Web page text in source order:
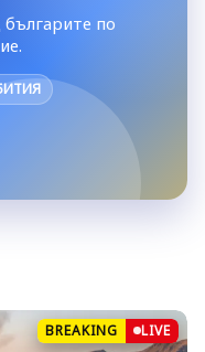
по
BREAKING LIVE